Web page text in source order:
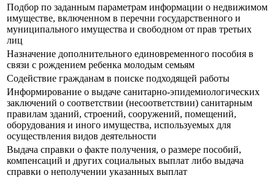
Подбор по заданным параметрам информации о недвижимом
имуществе, включенном в перечни государственного и
муниципального имущества и свободном от прав третьих
лиц
Назначение дополнительного единовременного пособия в
связи с рождением ребенка молодым семьям
Содействие гражданам в поиске подходящей работы
Информирование о выдаче санитарно-эпидемиологических
заключений о соответствии (несоответствии) санитарным
правилам зданий, строений, сооружений, помещений,
оборудования и иного имущества, используемых для
осуществления видов деятельности
Выдача справки о факте получения, о размере пособий,
компенсаций и других социальных выплат либо выдача
справки о неполучении указанных выплат